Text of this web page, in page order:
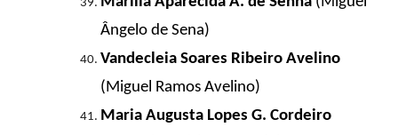
Ângelo de Sena)
Vandecleia Soares Ribeiro Avelino
(Miguel Ramos Avelino)
Maria Augusta Lopes G. Cordeiro